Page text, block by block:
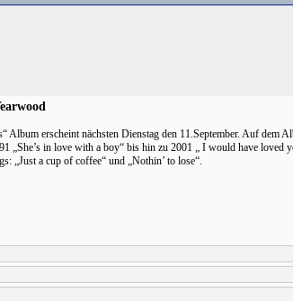
Album erscheint nächsten Dienstag den 11.September. Auf dem
„She’s in love with a boy“ bis hin zu 2001 „ I would have loved
„Just a cup of coffee“ und „Nothin’ to lose“.